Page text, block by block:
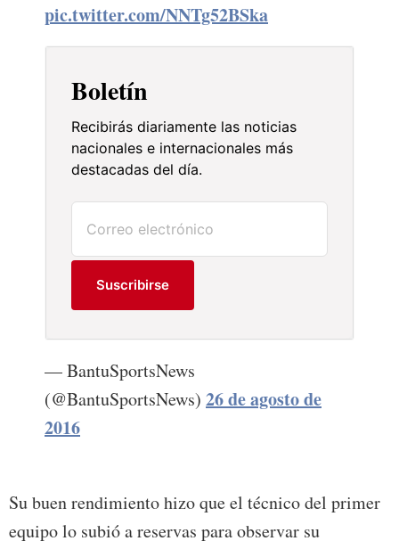
pic.twitter.com/NNTg52BSka
Boletín
Recibirás diariamente las noticias
nacionales e internacionales más
destacadas del día.
Suscribirse
— BantuSportsNews
(@BantuSportsNews) 26 de agosto de
2016
Su buen rendimiento hizo que el técnico del primer
equipo lo subió a reservas para observar su